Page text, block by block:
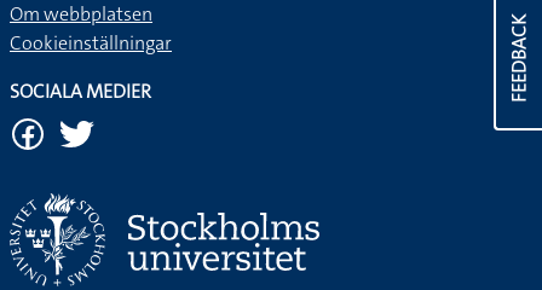
FEEDBACK
Om webbplatsen
Cookieinställningar
SOCIALA MEDIER